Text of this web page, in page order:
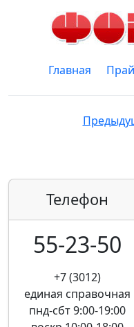
Главная
Телефон
55-23-50
+7 (3012)
единая справочная
пнд-сбт 9:00-19:00